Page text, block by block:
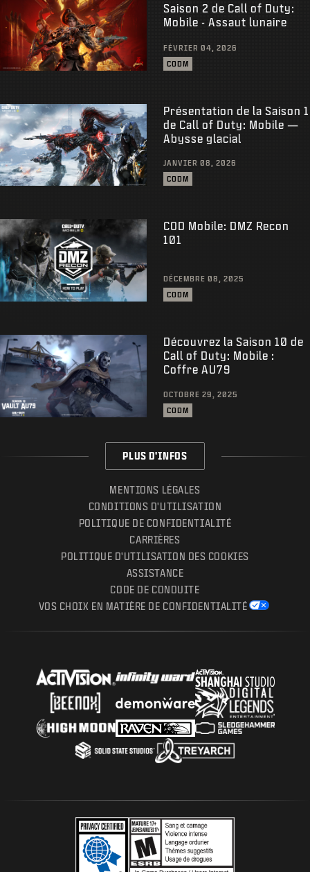
Saison 2 de Call of Duty:
Mobile - Assaut lunaire
FÉVRIER 04, 2026
CODM
Présentation de la Saison 1
de Call of Duty: Mobile —
Abysse glacial
JANVIER 08, 2026
CODM
COD Mobile: DMZ Recon
101
DÉCEMBRE 08, 2025
CODM
Découvrez la Saison 10 de
Call of Duty: Mobile :
Coffre AU79
OCTOBRE 29, 2025
CODM
PLUS D'INFOS
MENTIONS LÉGALES
CONDITIONS D'UTILISATION
POLITIQUE DE CONFIDENTIALITÉ
CARRIÈRES
POLITIQUE D'UTILISATION DES COOKIES
ASSISTANCE
CODE DE CONDUITE
VOS CHOIX EN MATIÈRE DE CONFIDENTIALITÉ